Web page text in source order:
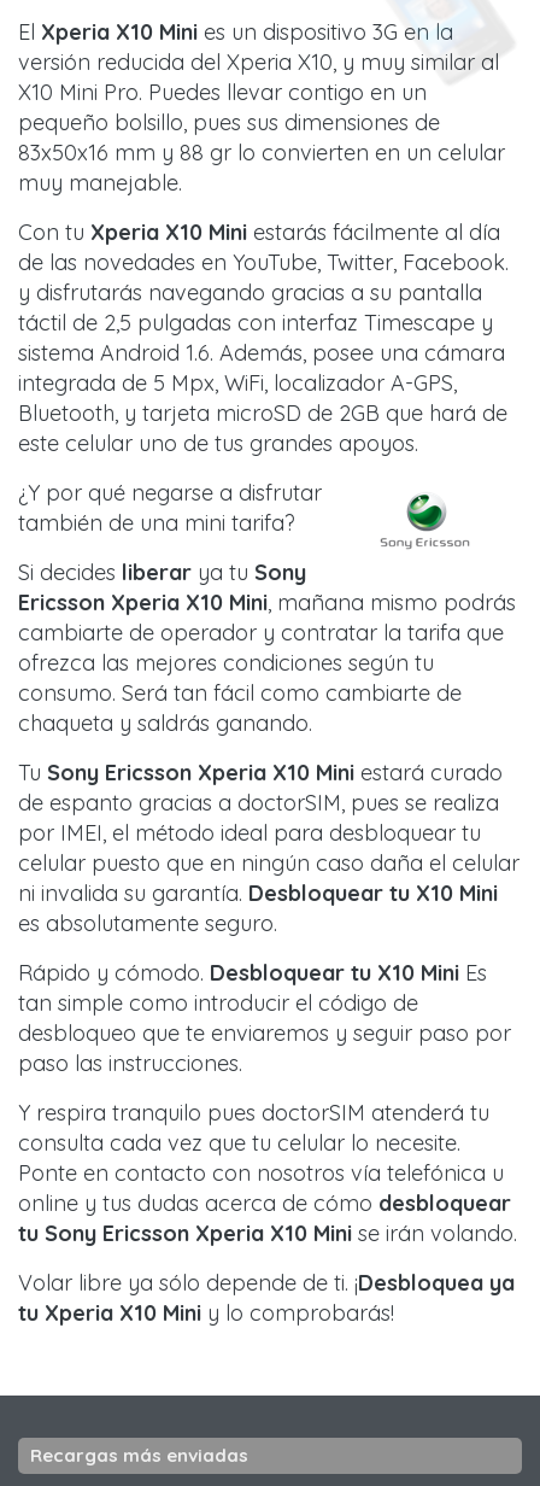
El Xperia X10 Mini es un dispositivo 3G en la
versión reducida del Xperia X10, y muy similar al
X10 Mini Pro. Puedes llevar contigo en un
pequeño bolsillo, pues sus dimensiones de
83x50x16 mm y 88 gr lo convierten en un celular
muy manejable.
Con tu Xperia X10 Mini estarás fácilmente al día
de las novedades en YouTube, Twitter, Facebook.
y disfrutarás navegando gracias a su pantalla
táctil de 2,5 pulgadas con interfaz Timescape y
sistema Android 1.6. Además, posee una cámara
integrada de 5 Mpx, WiFi, localizador A-GPS,
Bluetooth, y tarjeta microSD de 2GB que hará de
este celular uno de tus grandes apoyos.
¿Y por qué negarse a disfrutar
también de una mini tarifa?
Si decides liberar ya tu Sony
Ericsson Xperia X10 Mini, mañana mismo podrás
cambiarte de operador y contratar la tarifa que
ofrezca las mejores condiciones según tu
consumo. Será tan fácil como cambiarte de
chaqueta y saldrás ganando.
Tu Sony Ericsson Xperia X10 Mini estará curado
de espanto gracias a doctorSIM, pues se realiza
por IMEI, el método ideal para desbloquear tu
celular puesto que en ningún caso daña el celular
ni invalida su garantía. Desbloquear tu X10 Mini
es absolutamente seguro.
Rápido y cómodo. Desbloquear tu X10 Mini Es
tan simple como introducir el código de
desbloqueo que te enviaremos y seguir paso por
paso las instrucciones.
Y respira tranquilo pues doctorSIM atenderá tu
consulta cada vez que tu celular lo necesite.
Ponte en contacto con nosotros vía telefónica u
online y tus dudas acerca de cómo desbloquear
tu Sony Ericsson Xperia X10 Mini se irán volando.
Volar libre ya sólo depende de ti. ¡Desbloquea ya
tu Xperia X10 Mini y lo comprobarás!
Recargas más enviadas